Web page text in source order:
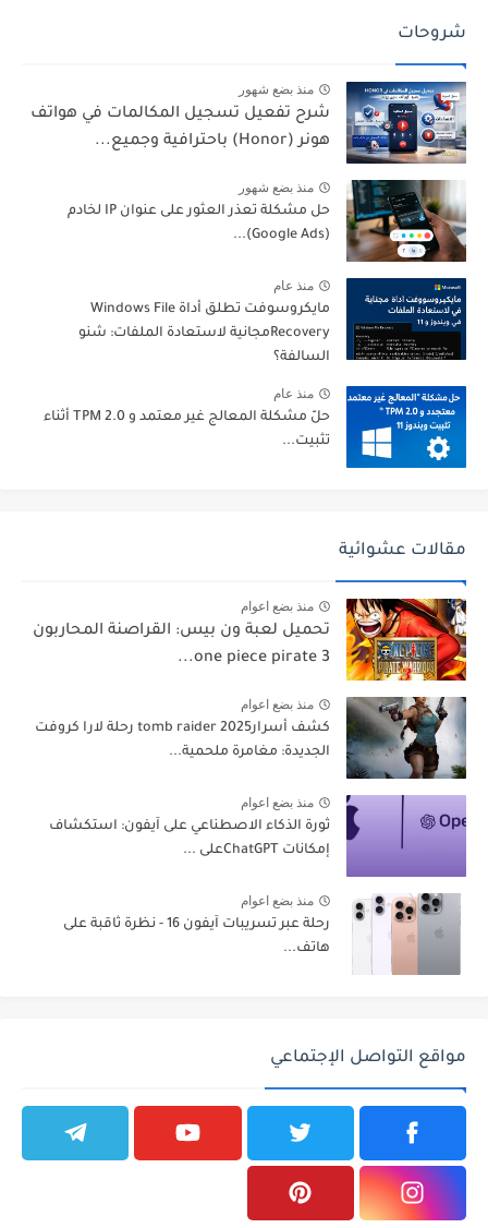
شروحات
منذ بضع شهور
شرح تفعيل تسجيل المكالمات في هواتف
هونر (Honor) باحترافية وجميع...
منذ بضع شهور
حل مشكلة تعذر العثور على عنوان IP لخادم
(Google Ads)...
منذ عام
مايكروسوفت تطلق أداة Windows File
Recoveryمجانية لاستعادة الملفات: شنو
السالفة؟
منذ عام
حلّ مشكلة المعالج غير معتمد و TPM 2.0 أثناء
تثبيت...
مقالات عشوائية
منذ بضع اعوام
تحميل لعبة ون بيس: القراصنة المحاربون
3 one piece pirate...
منذ بضع اعوام
كشف أسرارtomb raider 2025 رحلة لارا كروفت
الجديدة: مغامرة ملحمية...
منذ بضع اعوام
ثورة الذكاء الاصطناعي على آيفون: استكشاف
إمكانات ChatGPTعلى ...
منذ بضع اعوام
رحلة عبر تسريبات آيفون 16 - نظرة ثاقبة على
هاتف...
مواقع التواصل الإجتماعي